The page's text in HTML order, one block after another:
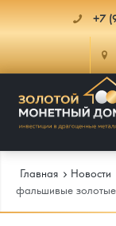
+7
Главная Новости
фальшивые